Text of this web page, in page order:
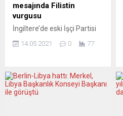
“Macaristan hükümetinin
Rusya’nın enerji ihracatını
hedef alan herhangi bir
yaptırımı desteklememe
kararı ve bu...
mesajında Filistin
vurgusu
İngiltere’de eski İşçi Partisi
Ramazan Bayramı
mesajında, bayramı
evlerinde kutlayamayan,
14.05.2021 0 77